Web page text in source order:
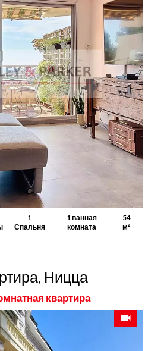
1
Спальня
1 ванная
комната
54
м²
Ницца
квартира